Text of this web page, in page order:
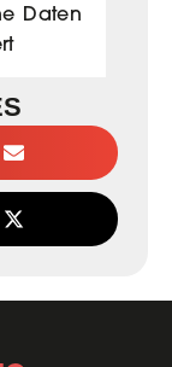
Daten